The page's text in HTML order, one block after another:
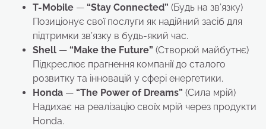
T-Mobile — “Stay Connected” (Будь на зв’язку)
Позиціонує свої послуги як надійний засіб для
підтримки зв’язку в будь-який час.
Shell — “Make the Future” (Створюй майбутнє)
Підкреслює прагнення компанії до сталого
розвитку та інновацій у сфері енергетики.
Honda — “The Power of Dreams” (Сила мрій)
Надихає на реалізацію своїх мрій через продукти
Honda.